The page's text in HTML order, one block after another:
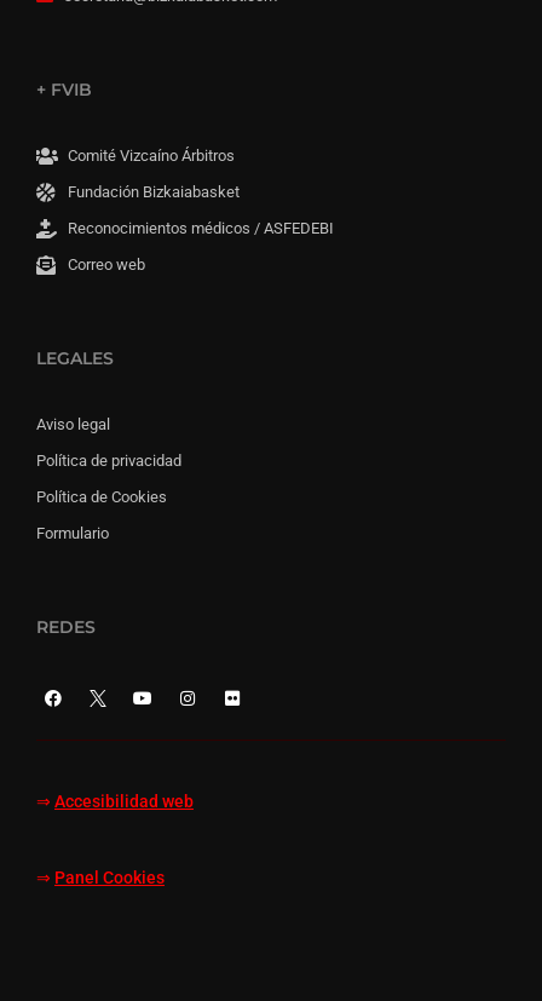
+ FVIB
Comité Vizcaíno Árbitros
Fundación Bizkaiabasket
Reconocimientos médicos / ASFEDEBI
Correo web
LEGALES
Aviso legal
Política de privacidad
Política de Cookies
Formulario
REDES
⇒ Accesibilidad web
⇒ Panel Cookies